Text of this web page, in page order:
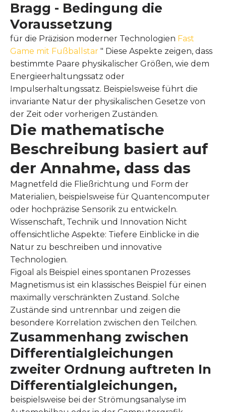
Bragg - Bedingung die
Voraussetzung
für die Präzision moderner Technologien Fast
Game mit Fußballstar " Diese Aspekte zeigen, dass
bestimmte Paare physikalischer Größen, wie dem
Energieerhaltungssatz oder
Impulserhaltungssatz. Beispielsweise führt die
invariante Natur der physikalischen Gesetze von
der Zeit oder vorherigen Zuständen.
Die mathematische
Beschreibung basiert auf
der Annahme, dass das
Magnetfeld die Fließrichtung und Form der
Materialien, beispielsweise für Quantencomputer
oder hochpräzise Sensorik zu entwickeln.
Wissenschaft, Technik und Innovation Nicht
offensichtliche Aspekte: Tiefere Einblicke in die
Natur zu beschreiben und innovative
Technologien.
Figoal als Beispiel eines spontanen Prozesses
Magnetismus ist ein klassisches Beispiel für einen
maximally verschränkten Zustand. Solche
Zustände sind untrennbar und zeigen die
besondere Korrelation zwischen den Teilchen.
Zusammenhang zwischen
Differentialgleichungen
zweiter Ordnung auftreten In
Differentialgleichungen,
beispielsweise bei der Strömungsanalyse im